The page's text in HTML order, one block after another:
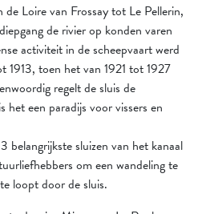
Loire van Frossay tot Le Pellerin,
de rivier op konden varen
activiteit in de scheepvaart werd
toen het van 1921 tot 1927
regelt de sluis de
een paradijs voor vissers en
belangrijkste sluizen van het kanaal
om een wandeling te
loopt door de sluis.